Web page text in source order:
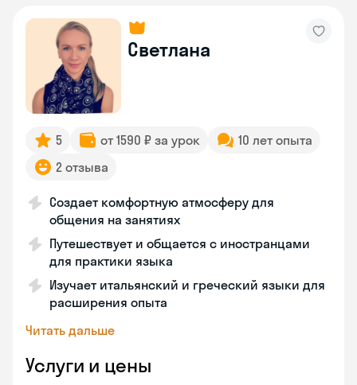
Светлана
5 от 1590 ₽ за урок
10 лет опыта
2 отзыва
Создает комфортную атмосферу для
общения на занятиях
Путешествует и общается с иностранцами
для практики языка
Изучает итальянский и греческий языки для
расширения опыта
Читать дальше
Услуги и цены